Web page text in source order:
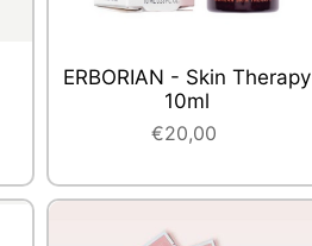
ERBORIAN - Skin Therapy
10ml
€20,00